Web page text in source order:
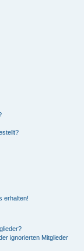
erhalten!
ignorierten Mitglieder